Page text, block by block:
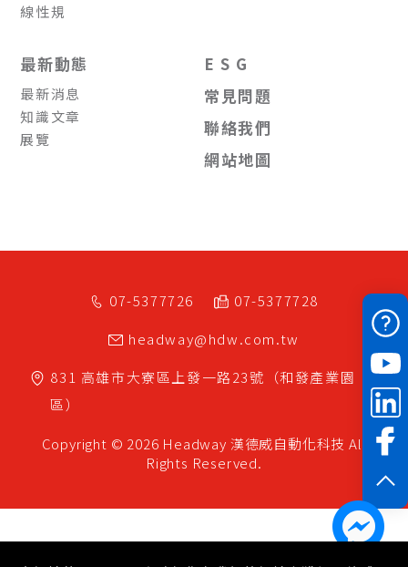
線性規
最新動態
最新消息
知識文章
展覽
E S G
常見問題
聯絡我們
網站地圖
07-5377726
07-5377728
headway@hdw.com.tw
831 高雄市大寮區 上發一路23號（和發產業園
區）
Copyright © 2026 Headway 漢德威自動化科技 All
Rights Reserved.